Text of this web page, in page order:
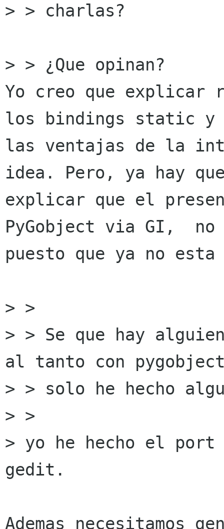
> > charlas?
> > ¿Que opinan?
Yo creo que
los bindings static y
las ventajas de la
idea. Pero, ya hay
explicar que el
PyGobject via GI,  no
puesto que ya no
> >
> > Se que hay
al tanto con
> > solo he hecho
> >
> yo he hecho el port
gedit.
Ademas necesitamos